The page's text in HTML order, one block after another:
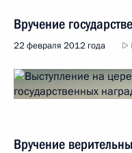
Вручение
22 февраля 2012 года
Вручение